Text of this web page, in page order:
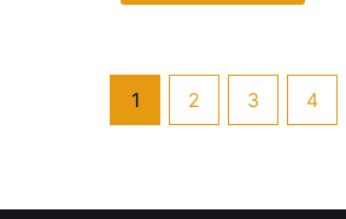
1 2 3 4